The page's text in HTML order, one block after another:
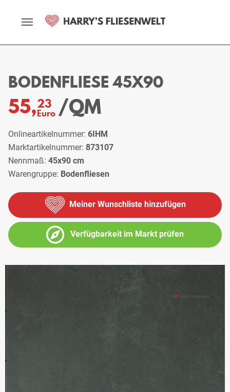
BODENFLIESE 45X90
55,23
Euro /QM
Onlineartikelnummer: 6IHM
Marktartikelnummer: 873107
Nennmaß: 45x90 cm
Warengruppe: Bodenfliesen
Verfügbarkeit im Markt prüfen
Meiner Wunschliste hinzufügen